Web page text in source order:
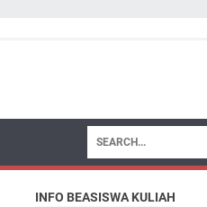
INFO BEASISWA KULIAH